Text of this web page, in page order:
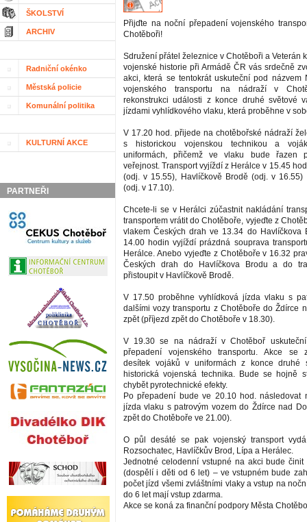
ŠKOLSTVÍ
ARCHIV
Radniční okénko
Městská policie
Komunální politika
KULTURNÍ AKCE
PARTNEŘI
Přijďte na noční přepadení vojenského
Chotěboři!
Sdružení přátel železnice v Chotěboři a Veterán
vojenské historie při Armádě ČR vás srdečně
akci, která se tentokrát uskuteční pod názvem
vojenského transportu na nádraží v
rekonstrukci události z konce druhé světové
jízdami vyhlídkového vlaku, která proběhne v
V 17.20 hod. přijede na chotěbořské nádraží
s historickou vojenskou technikou a
uniformách, přičemž ve vlaku bude řazen
veřejnost. Transport vyjíždí z Herálce v 15.45
(odj. v 15.55), Havlíčkově Brodě (odj. v 16.55)
(odj. v 17.10).
Chcete-li se v Herálci zúčastnit nakládání
transportem vrátit do Chotěboře, vyjeďte z
vlakem Českých drah ve 13.34 do Havlíčkova
14.00 hodin vyjíždí prázdná souprava
Herálce. Anebo vyjeďte z Chotěboře v 16.32
Českých drah do Havlíčkova Brodu a do
přistoupit v Havlíčkově Brodě.
V 17.50 proběhne vyhlídková jízda vlaku s
dalšími vozy transportu z Chotěboře do Ždírce
zpět (příjezd zpět do Chotěboře v 18.30).
V 19.30 se na nádraží v Chotěboř
přepadení vojenského transportu. Akce se
desítek vojáků v uniformách z konce druhé
historická vojenská technika. Bude se hojně
chybět pyrotechnické efekty.
Po přepadení bude ve 20.10 hod. následovat
jízda vlaku s patrovým vozem do Ždírce nad
zpět do Chotěboře ve 21.00).
O půl desáté se pak vojenský transport
Rozsochatec, Havlíčkův Brod, Lípa a Herálec.
Jednotné celodenní vstupné na akci bude
(dospělí i děti od 6 let) – ve vstupném bude
počet jízd všemi zvláštními vlaky a vstup na
do 6 let mají vstup zdarma.
Akce se koná za finanční podpory Města